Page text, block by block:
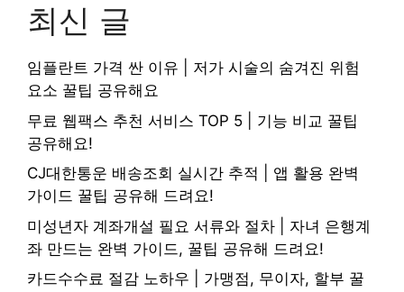
최신 글
임플란트 가격 싼 이유 | 저가 시술의 숨겨진 위험
요소 꿀팁 공유해요
무료 웹팩스 추천 서비스 TOP 5 | 기능 비교 꿀팁
공유해요!
CJ대한통운 배송조회 실시간 추적 | 앱 활용 완벽
가이드 꿀팁 공유해 드려요!
미성년자 계좌개설 필요 서류와 절차 | 자녀 은행계
좌 만드는 완벽 가이드, 꿀팁 공유해 드려요!
카드수수료 절감 노하우 | 가맹점, 무이자, 할부 꿀